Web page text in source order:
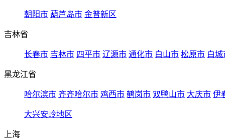
朝阳市 葫芦岛市 金普新区
吉林省
长春市 吉林市 四平市 辽源市 通化市 白山市 松原市 白城
黑龙江省
哈尔滨市 齐齐哈尔市 鸡西市 鹤岗市 双鸭山市 大庆市 伊
大兴安岭地区
上海